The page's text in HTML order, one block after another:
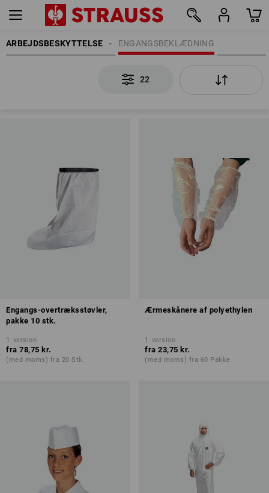
ARBEJDSBESKYTTELSE ENGANGSBEKLÆDNING
22
Engangs-overtræksstøvler,
pakke 10 stk.
1 version
fra 78,75 kr.
(med moms) fra 20 Stk.
Ærmeskånere af polyethylen
1 version
fra 23,75 kr.
(med moms) fra 60 Pakke